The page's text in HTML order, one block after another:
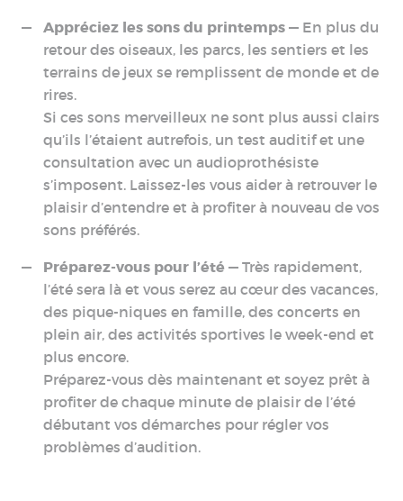
Appréciez les sons du printemps— En plus du
retour des oiseaux, les parcs, les sentiers et les
terrains de jeux se remplissent de monde et de
rires.
Si ces sons merveilleux ne sont plus aussi clairs
qu’ils l’étaient autrefois, un test auditif et une
consultation avec un audioprothésiste
s’imposent. Laissez-les vous aider à retrouver le
plaisir d’entendre et à profiter à nouveau de vos
sons préférés.
Préparez-vous pour l’été— Très rapidement,
l’été sera là et vous serez au cœur des vacances,
des pique-niques en famille, des concerts en
plein air, des activités sportives le week-end et
plus encore.
Préparez-vous dès maintenant et soyez prêt à
profiter de chaque minute de plaisir de l’été
débutant vos démarches pour régler vos
problèmes d’audition.